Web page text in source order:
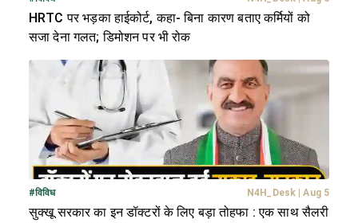
HRTC पर भड़का हाईकोर्ट, कहा- बिना कारण बताए कर्मियों को
सजा देना गलत; डिमोशन पर भी रोक
#विविध N4H_Desk Aug 5
सुक्खू सरकार का इन डॉक्टरों के लिए बड़ा तोहफा : एक साथ सैलरी